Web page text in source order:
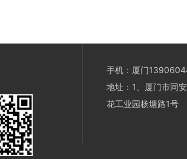
手机：厦门
地址：1、厦门市同
花工业园杨塘路1号